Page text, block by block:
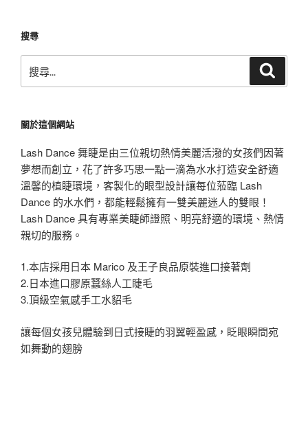
搜尋
尋
字:
關於這個網站
Lash Dance 舞睫是由三位親切熱情美麗活潑的女孩們因著
夢想而創立，花了許多巧思一點一滴為水水打造安全舒適
溫馨的植睫環境，客製化的眼型設計讓每位蒞臨 Lash
Dance 的水水們，都能輕鬆擁有一雙美麗迷人的雙眼！
Lash Dance 具有專業美睫師證照、明亮舒適的環境、熱情
親切的服務。
1.本店採用日本 Marico 及王子良品原裝進口接著劑
2.日本進口膠原蠶絲人工睫毛
3.頂級空氣感手工水貂毛
讓每個女孩兒體驗到日式接睫的羽翼輕盈感，眨眼瞬間宛
如舞動的翅膀